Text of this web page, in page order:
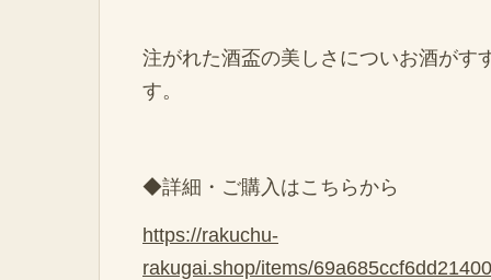
注がれた酒盃の美しさについお酒がす
す。
◆詳細・ご購入はこちらから
https://rakuchu-
rakugai.shop/items/